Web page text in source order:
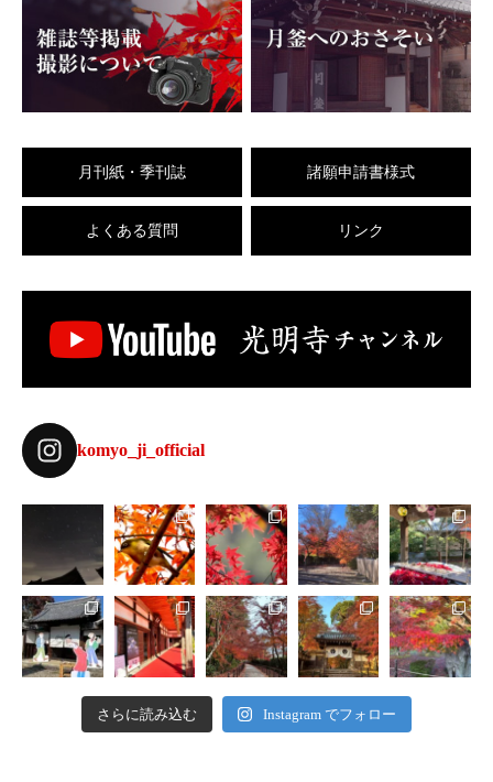
月刊紙・季刊誌 諸願申請書様式
よくある質問 リンク
komyo_ji_official
さらに読み込む Instagram でフォロー